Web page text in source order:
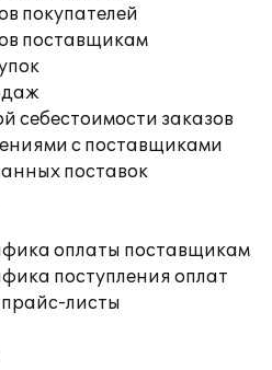
покупателей
поставщикам
себестоимости заказов
с поставщиками
поставок
оплаты поставщикам
поступления оплат
листы